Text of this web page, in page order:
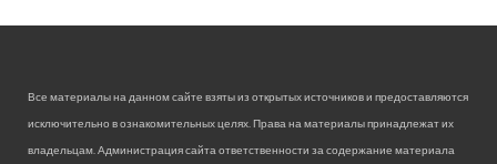
Все материалы на данном сайте взяты из открытых источников и предоставляются
исключительно в ознакомительных целях. Права на материалы принадлежат их
владельцам. Администрация сайта ответственности за содержание материала